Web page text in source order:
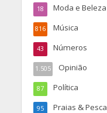
Moda e Beleza
18
Música
816
Números
43
Opinião
1.505
Política
87
Praias & Pesca
95